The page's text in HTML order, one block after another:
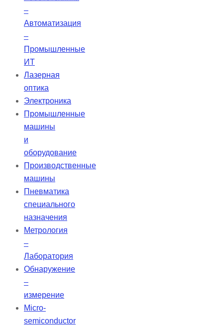
–
Автоматизация
–
Промышленные
ИТ
Лазерная
оптика
Электроника
Промышленные
машины
и
оборудование
Производственные
машины
Пневматика
специального
назначения
Метрология
–
Лаборатория
Обнаружение
–
измерение
Micro-
semiconductor